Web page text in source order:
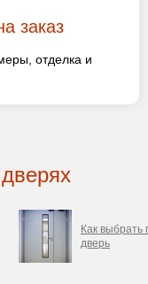
заказ
отделка и
Как
дверь